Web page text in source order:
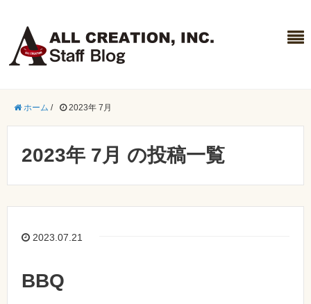
ホーム / 2023年 7月
2023年 7月 の投稿一覧
2023.07.21
BBQ